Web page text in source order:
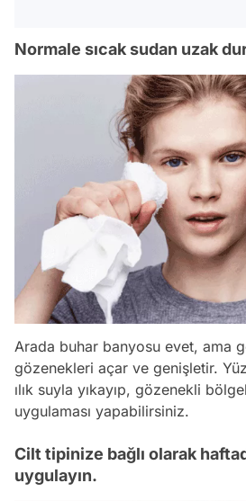
Normale sıcak sudan uzak
Arada buhar banyosu evet, ama
gözenekleri açar ve genişletir.
ılık suyla yıkayıp, gözenekli
uygulaması yapabilirsiniz.
Cilt tipinize bağlı olarak
uygulayın.